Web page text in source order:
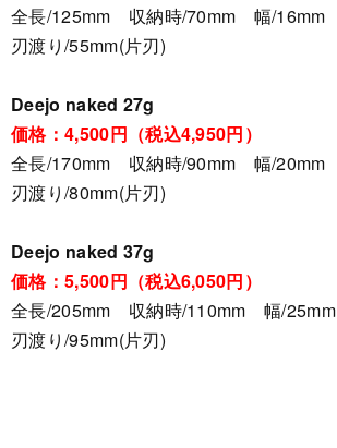
全長/125mm 収納時/70mm 幅/16mm
刃渡り/55mm(片刃)
Deejo naked 27g
価格：4,500円（税込4,950円）
全長/170mm 収納時/90mm 幅/20mm
刃渡り/80mm(片刃)
Deejo naked 37g
価格：5,500円（税込6,050円）
全長/205mm 収納時/110mm 幅/25mm
刃渡り/95mm(片刃)